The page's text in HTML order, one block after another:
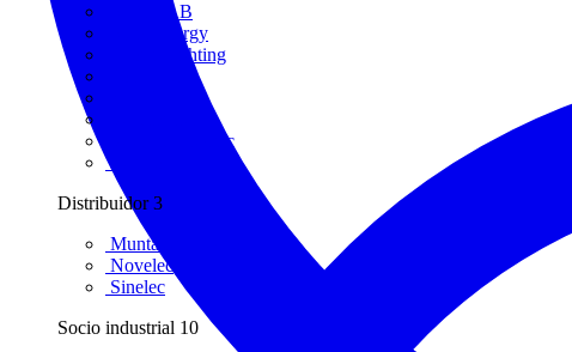
SUMCAB
Sync Energy
Thorn Lighting
Wieland Electric
Distribuidor 3
Muntaner Electro
Novelec
Sinelec
Socio industrial 10